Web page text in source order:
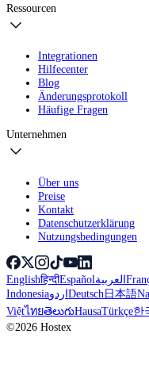
Ressourcen
Integrationen
Hilfecenter
Blog
Änderungsprotokoll
Häufige Fragen
Unternehmen
Über uns
Preise
Kontakt
Datenschutzerklärung
Nutzungsbedingungen
Englishहिन्दीEspañolالعربية
IndonesiaاردوDeutsch日本語
ViệtไทยతెలుగుHausaTürkçe한
©2026 Hostex